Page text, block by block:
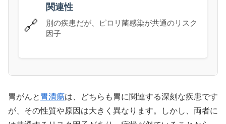
🔗
関連性
別の疾患だが、ピロリ菌感染が共通のリスク
因子
胃がんと 胃潰瘍は、どちらも胃に関連する深刻な疾患です
が、その性質や原因は大きく異なります。しかし、両者に